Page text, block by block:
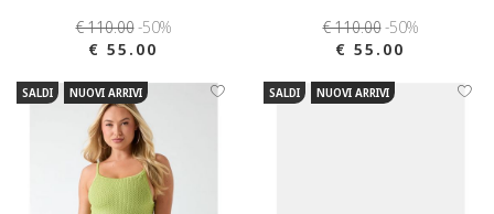
€ 110.00-50%
€ 55.00
€ 110.00-50%
€ 55.00
SALDI NUOVI ARRIVI SALDI NUOVI ARRIVI